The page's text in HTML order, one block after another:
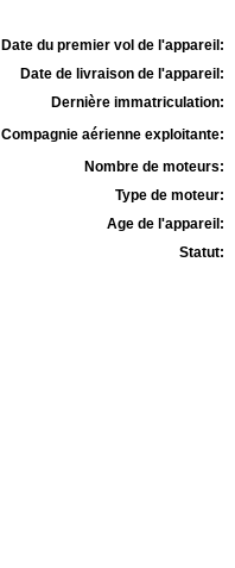
Date du premier vol de l'appareil:
Date de livraison de l'appareil:
Dernière immatriculation:
Compagnie aérienne exploitante:
Nombre de moteurs:
Type de moteur:
Age de l'appareil:
Statut: